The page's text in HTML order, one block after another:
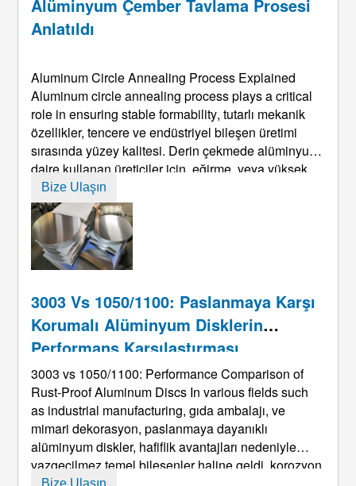
Alüminyum Çember Tavlama Prosesi
Anlatıldı
Aluminum Circle Annealing Process Explained
Aluminum circle annealing process plays a critical
role in ensuring stable formability, tutarlı mekanik
özellikler, tencere ve endüstriyel bileşen üretimi
sırasında yüzey kalitesi. Derin çekmede alüminyum
daire kullanan üreticiler için, eğirme, veya yüksek
hızlı presleme işlemleri, Tavlama ikincil bir adım
değil, doğrudan belirleyen temel bir süreçtir. ...
Bize Ulaşın
3003 Vs 1050/1100: Paslanmaya Karşı
Korumalı Alüminyum Disklerin
Performans Karşılaştırması
3003 vs 1050/1100: Performance Comparison of
Rust-Proof Aluminum Discs In various fields such
as industrial manufacturing, gıda ambalajı, ve
mimari dekorasyon, paslanmaya dayanıklı
alüminyum diskler, hafiflik avantajları nedeniyle
vazgeçilmez temel bileşenler haline geldi, korozyon
Bize Ulaşın